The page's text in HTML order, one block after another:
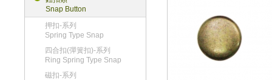
Snap Button
押扣-系列
Spring Type Snap
四合扣(彈簧扣)-系列
Ring Spring Type Snap
磁扣-系列